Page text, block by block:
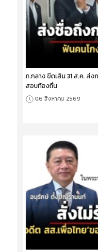
ก.กลาง ขีดเส้น 31 ส.ค. ส่ง
สอบท้องถิ่น
06 สิงหาคม 2569